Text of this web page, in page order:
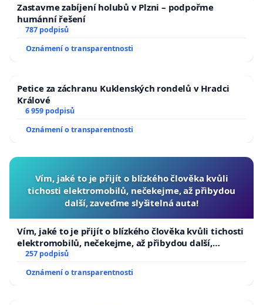
Zastavme zabíjení holubů v Plzni – podpořme
humánní řešení
787 podpisů
Oznámení o transparentnosti
Petice za záchranu Kuklenských rondelů v Hradci
Králové
6 959 podpisů
Oznámení o transparentnosti
Vím, jaké to je přijít o blízkého člověka kvůli
tichosti elektromobilů, nečekejme, až přibydou
další, zaveďme slyšitelná auta!
Vím, jaké to je přijít o blízkého člověka kvůli tichosti
elektromobilů, nečekejme, až přibydou další,
zaveďme slyšitelná auta!
257 podpisů
Oznámení o transparentnosti